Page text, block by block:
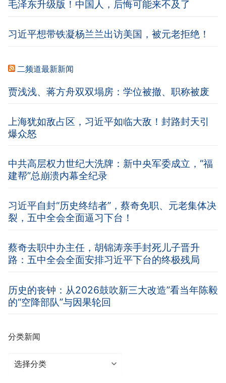
毛泽东升级版！中国人，后悔可能来不及了
习近平想带铁凝杨兰兰出访美国，被元老拒绝！
二频道最新新闻
贾浅浅、蒋方舟双双塌房：学位被撤、职称被废
上海犹如敌占区，习近平如临大敌！封路封天引
爆众怒
中共高层权力世纪大洗牌：新中央军委成立，“福
建帮”总崩溃内幕全纪录
习近平自封“历史终结者”，蔡奇免职、元老集体决
裂，五中全会全面逼习下台！
蔡奇去职中办主任，胡锦涛亲手封死儿子晋升
路：五中全会全面安排习近平下台的终极残局
历史的丧钟：从2026鼓吹新三大改造”看当年陈毅
的“空降部队”与因果轮回
分类新闻
分